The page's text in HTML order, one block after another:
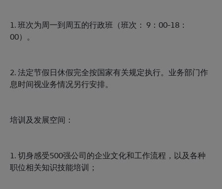
1. 班次为周一到周五的行政班（班次： 9：00-18：
00）。
2. 法定节假日休假完全按国家有关规定执行。业务部门作
息时间视业务情况另行安排。
培训及发展空间：
1. 切身感受500强公司的企业文化和工作流程，以及各种
职位相关知识技能培训；